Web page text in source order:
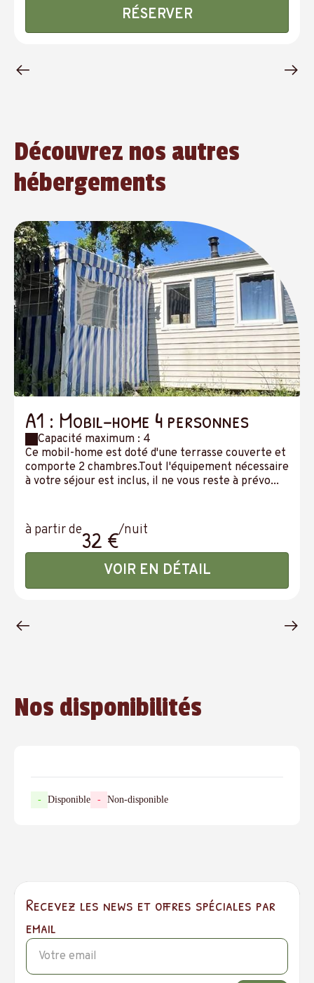
RÉSERVER
Découvrez nos autres
hébergements
A1 : Mobil-home 4 personnes
Capacité maximum : 4
Ce mobil-home est doté d'une terrasse couverte et
comporte 2 chambres.Tout l'équipement nécessaire
à votre séjour est inclus, il ne vous reste à prévo...
à partir de32 €/nuit
VOIR EN DÉTAIL
Nos disponibilités
- Disponible - Non-disponible
Recevez les news et offres spéciales par
email